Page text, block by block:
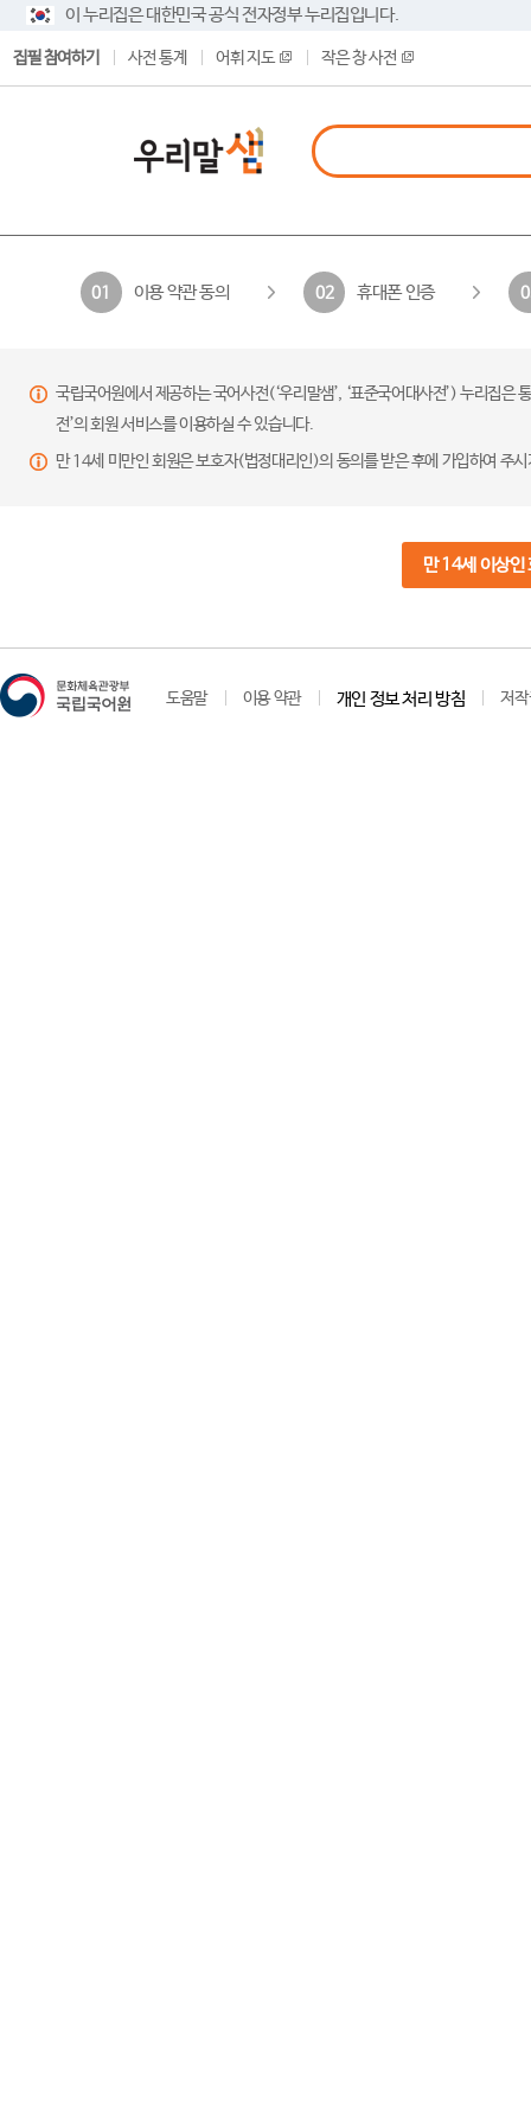
이 누리집은 대한민국 공식 전자정부 누리집입니다.
집필 참여하기 사전 통계 어휘 지도 작은 창 사전
01 이용 약관 동의 02 휴대폰 인증
국립국어원에서 제공하는 국어사전(‘우리말샘’, ‘표준국어대사전’) 누리집
전’의 회원 서비스를 이용하실 수 있습니다.
만 14세 미만인 회원은 보호자(법정대리인)의 동의를 받은 후에 가입하여 주
만 14세 이상인
도움말 이용 약관 개인 정보 처리 방침 저